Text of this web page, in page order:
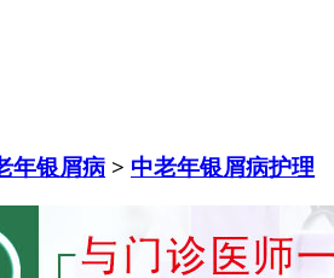
年银屑病 > 中老年银屑病护理